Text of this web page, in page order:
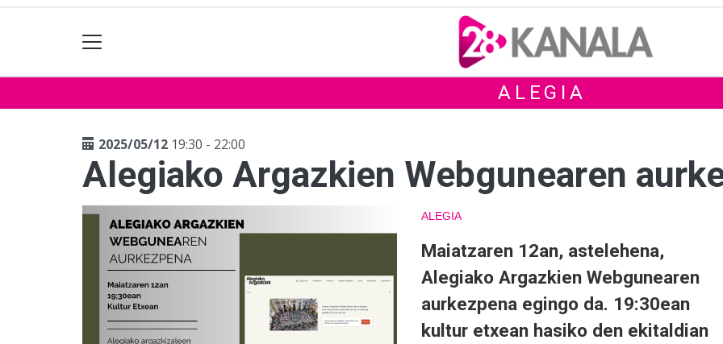
ALEGIA
2025/05/12 19:30 - 22:00
Alegiako Argazkien Webgunearen
ALEGIA
Maiatzaren 12an, astelehena,
Alegiako Argazkien Webgunearen
aurkezpena egingo da. 19:30ean
kultur etxean hasiko den ekitaldian